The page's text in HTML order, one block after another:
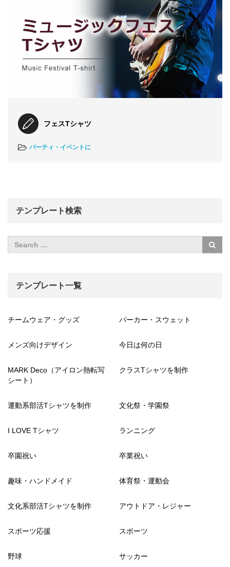
フェスTシャツ
パーティ・イベントに
テンプレート検索
テンプレート一覧
チームウェア・グッズ パーカー・スウェット
メンズ向けデザイン 今日は何の日
MARK Deco（アイロン熱転写
シート）
クラスTシャツを制作
運動系部活Tシャツを制作 文化祭・学園祭
I LOVE Tシャツ ランニング
卒園祝い 卒業祝い
趣味・ハンドメイド 体育祭・運動会
文化系部活Tシャツを制作 アウトドア・レジャー
スポーツ応援 スポーツ
野球 サッカー